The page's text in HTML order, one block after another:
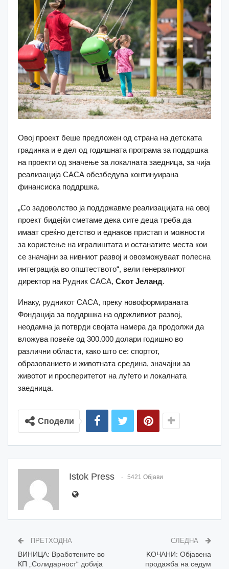
Овој проект беше предложен од страна на детската
градинка и е дел од годишната програма за поддршка
на проекти од значење за локалната заедница, за чија
реализација САСА обезбедува континуирана
финансиска поддршка.
„Со задоволство ја поддржавме реализацијата на овој
проект бидејќи сметаме дека сите деца треба да
имаат среќно детство и еднаков пристап и можности
за користење на игралиштата и останатите места кои
се значајни за нивниот развој и овозможуваат полесна
интеграција во општеството“, вели генералниот
директор на Рудник САСА, Скот Јеланд.
Инаку, рудникот САСА, преку новоформираната
Фондација за поддршка на одржливиот развој,
неoдамна ја потврди својата намера да продолжи да
вложува повеќе од 300.000 долари годишно во
различни области, како што се: спортот,
образованието и животната средина, значајни за
животот и просперитетот на луѓето и локалната
заедница.
Сподели
Istok Press 5421 Објави
ПРЕТХОДНА
ВИНИЦА: Вработените во
КП „Солидарност“ добија
СЛЕДНА
KOЧАНИ: Објавена
продажба на седум